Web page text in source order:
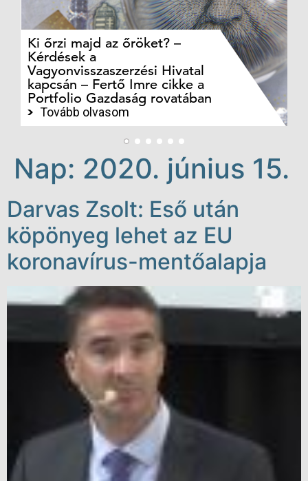
Ki őrzi majd az őröket? –
Kérdések a
Vagyonvisszaszerzési Hivatal
kapcsán – Fertő Imre cikke a
Portfolio Gazdaság rovatában
Tovább olvasom
Nap: 2020. június 15.
Darvas Zsolt: Eső után
köpönyeg lehet az EU
koronavírus-mentőalapja